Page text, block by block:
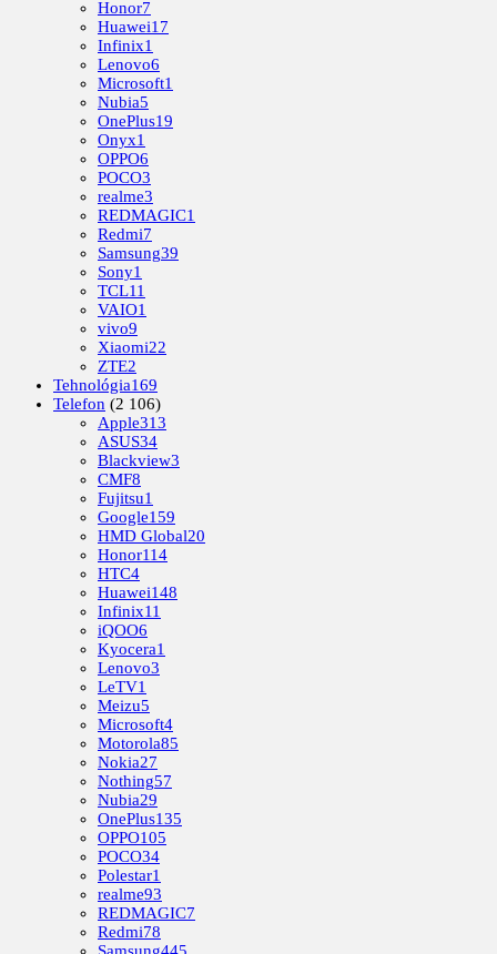
Honor7
Huawei17
Infinix1
Lenovo6
Microsoft1
Nubia5
OnePlus19
Onyx1
OPPO6
POCO3
realme3
REDMAGIC1
Redmi7
Samsung39
Sony1
TCL11
VAIO1
vivo9
Xiaomi22
ZTE2
Tehnológia169
Telefon (2 106)
Apple313
ASUS34
Blackview3
CMF8
Fujitsu1
Google159
HMD Global20
Honor114
HTC4
Huawei148
Infinix11
iQOO6
Kyocera1
Lenovo3
LeTV1
Meizu5
Microsoft4
Motorola85
Nokia27
Nothing57
Nubia29
OnePlus135
OPPO105
POCO34
Polestar1
realme93
REDMAGIC7
Redmi78